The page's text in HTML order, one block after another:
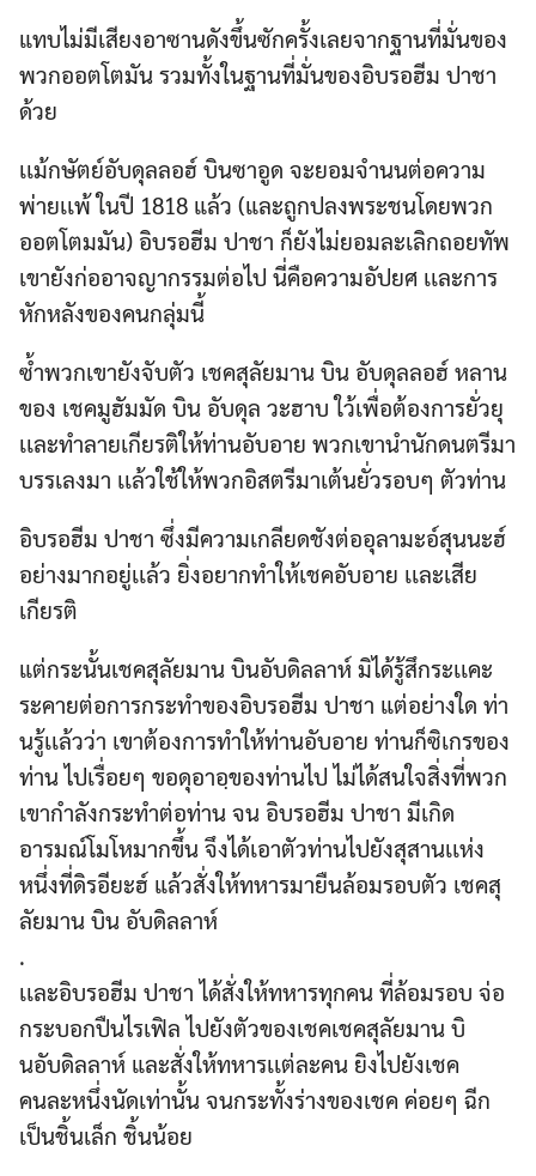
แทบไม่มีเสียงอาซานดังขึ้นซักครั้งเลยจากฐานที่มั่นของ
พวกออตโตมัน รวมทั้งในฐานที่มั่นของอิบรอฮีม ปาชา
ด้วย
เเม้กษัตย์อับดุลลอฮ์ บินซาอูด จะยอมจำนนต่อความ
พ่ายเเพ้ ในปี 1818 แล้ว (และถูกปลงพระชนโดยพวก
ออตโตมมัน) อิบรอฮีม ปาชา ก็ยังไม่ยอมละเลิกถอยทัพ
เขายังก่ออาจญากรรมต่อไป นี่คือความอัปยศ เเละการ
หักหลังของคนกลุ่มนี้
ซ้ำพวกเขายังจับตัว เชคสุลัยมาน บิน อับดุลลอฮ์ หลาน
ของ เชคมูฮัมมัด บิน อับดุล วะฮาบ ใว้เพื่อต้องการยั่วยุ
เเละทำลายเกียรติให้ท่านอับอาย พวกเขานำนักดนตรีมา
บรรเลงมา เเล้วใช้ให้พวกอิสตรีมาเต้นยั่วรอบๆ ตัวท่าน
อิบรอฮีม ปาชา ซึ่งมีความเกลียดชังต่ออุลามะอ์สุนนะฮ์
อย่างมากอยู่เเล้ว ยิ่งอยากทำให้เชคอับอาย เเละเสีย
เกียรติ
แต่กระนั้นเชคสุลัยมาน บินอับดิลลาห์ มิได้รู้สึกระเเคะ
ระคายต่อการกระทำของอิบรอฮีม ปาชา แต่อย่างใด ท่า
นรู้เเล้วว่า เขาต้องการทำให้ท่านอับอาย ท่านก็ซิเกรของ
ท่าน ไปเรื่อยๆ ขอดุอาอฺของท่านไป ไม่ได้สนใจสิ่งที่พวก
เขากำลังกระทำต่อท่าน จน อิบรอฮีม ปาชา มีเกิด
อารมณ์โมโหมากขึ้น จึงได้เอาตัวท่านไปยังสุสานเเห่ง
หนึ่งที่ดิรอียะฮ์ แล้วสั่งให้ทหารมายืนล้อมรอบตัว เชคสุ
ลัยมาน บิน อับดิลลาห์
.
เเละอิบรอฮีม ปาชา ได้สั่งให้ทหารทุกคน ที่ล้อมรอบ จ่อ
กระบอกปืนไรเฟิล ไปยังตัวของเชคเชคสุลัยมาน บิ
นอับดิลลาห์ และสั่งให้ทหารเเต่ละคน ยิงไปยังเชค
คนละหนึ่งนัดเท่านั้น จนกระทั้งร่างของเชค ค่อยๆ ฉีก
เป็นชิ้นเล็ก ชิ้นน้อย